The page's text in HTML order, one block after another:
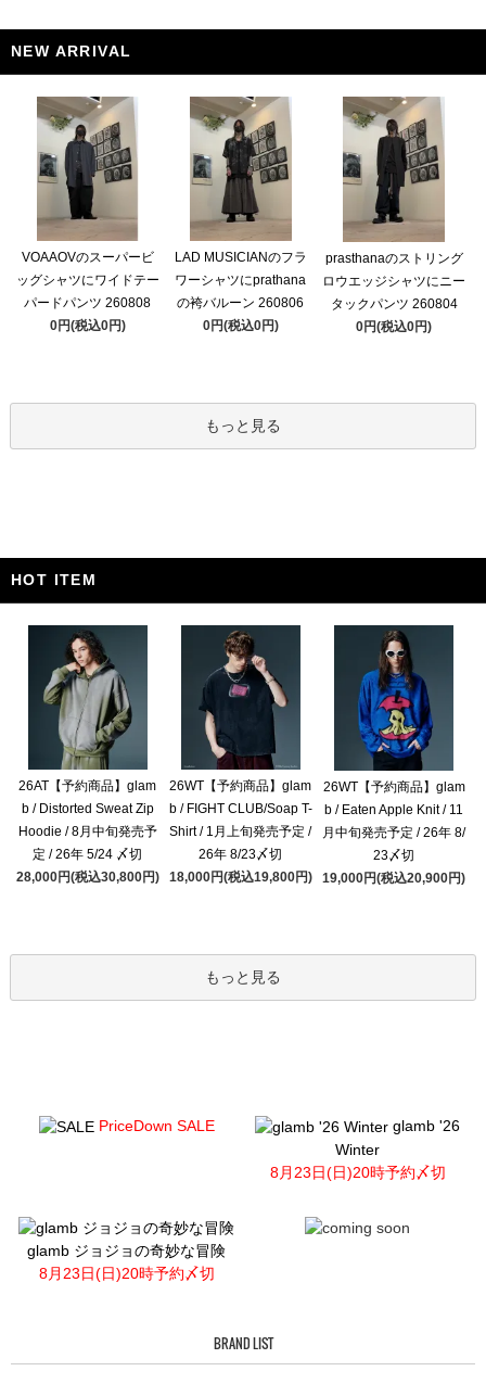
NEW ARRIVAL
VOAAOVのスーパービ
ッグシャツにワイドテー
パードパンツ 260808
0円(税込0円)
LAD MUSICIANのフラ
ワーシャツにprathana
の袴バルーン 260806
0円(税込0円)
prasthanaのストリング
ロウエッジシャツにニー
タックパンツ 260804
0円(税込0円)
もっと見る
HOT ITEM
26AT【予約商品】glam
b / Distorted Sweat Zip
Hoodie / 8月中旬発売予
定 / 26年 5/24 〆切
28,000円(税込30,800円)
26WT【予約商品】glam
b / FIGHT CLUB/Soap T-
Shirt / 1月上旬発売予定 /
26年 8/23〆切
18,000円(税込19,800円)
26WT【予約商品】glam
b / Eaten Apple Knit / 11
月中旬発売予定 / 26年 8/
23〆切
19,000円(税込20,900円)
もっと見る
PriceDown SALE
glamb '26
Winter
8月23日(日)20時予約〆切
glamb ジョジョの奇妙な冒険
8月23日(日)20時予約〆切
BRAND LIST